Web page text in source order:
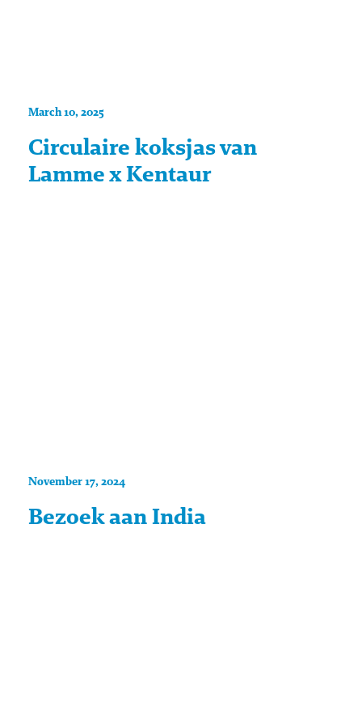
March 10, 2025
Circulaire koksjas van
Lamme x Kentaur
November 17, 2024
Bezoek aan India